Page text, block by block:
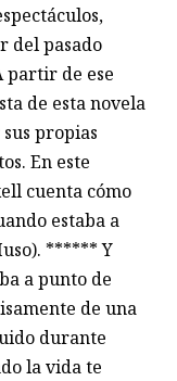
del pasado
partir de ese
de esta novela
propias
En este
cuenta cómo
estaba a
****** Y
a punto de
de una
durante
la vida te